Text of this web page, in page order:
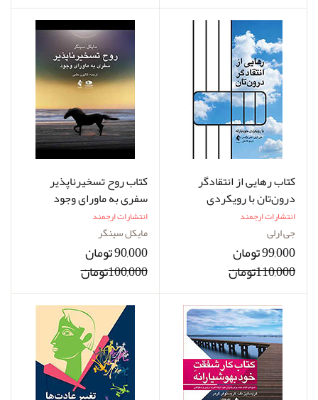
کتاب رهایی از انتقاد‌گر
درون‌تان با رویکردی
خودیارانه
انتشارات ارجمند
جی ارلی
99,000 تومان
110,000تومان
کتاب روح تسخیرناپذیر
سفری به ماورای وجود
انتشارات ارجمند
مایکل سینگر
90,000 تومان
100,000تومان